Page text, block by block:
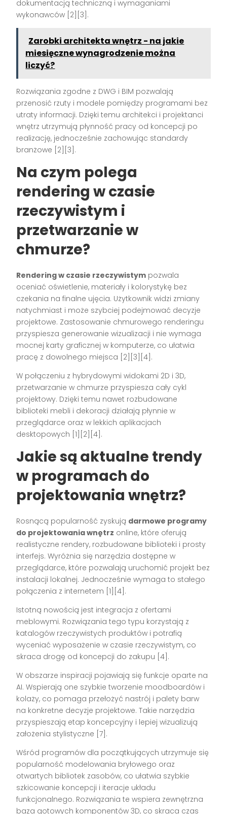
dokumentacją techniczną i wymaganiami
wykonawców [2][3].
Zarobki architekta wnętrz - na jakie
miesięczne wynagrodzenie można
liczyć?
Rozwiązania zgodne z DWG i BIM pozwalają
przenosić rzuty i modele pomiędzy programami bez
utraty informacji. Dzięki temu architekci i projektanci
wnętrz utrzymują płynność pracy od koncepcji po
realizację, jednocześnie zachowując standardy
branżowe [2][3].
Na czym polega
rendering w czasie
rzeczywistym i
przetwarzanie w
chmurze?
Rendering w czasie rzeczywistym pozwala
oceniać oświetlenie, materiały i kolorystykę bez
czekania na finalne ujęcia. Użytkownik widzi zmiany
natychmiast i może szybciej podejmować decyzje
projektowe. Zastosowanie chmurowego renderingu
przyspiesza generowanie wizualizacji i nie wymaga
mocnej karty graficznej w komputerze, co ułatwia
pracę z dowolnego miejsca [2][3][4].
W połączeniu z hybrydowymi widokami 2D i 3D,
przetwarzanie w chmurze przyspiesza cały cykl
projektowy. Dzięki temu nawet rozbudowane
biblioteki mebli i dekoracji działają płynnie w
przeglądarce oraz w lekkich aplikacjach
desktopowych [1][2][4].
Jakie są aktualne trendy
w programach do
projektowania wnętrz?
Rosnącą popularność zyskują darmowe programy
do projektowania wnętrz online, które oferują
realistyczne rendery, rozbudowane biblioteki i prosty
interfejs. Wyróżnia się narzędzia dostępne w
przeglądarce, które pozwalają uruchomić projekt bez
instalacji lokalnej. Jednocześnie wymaga to stałego
połączenia z internetem [1][4].
Istotną nowością jest integracja z ofertami
meblowymi. Rozwiązania tego typu korzystają z
katalogów rzeczywistych produktów i potrafią
wyceniać wyposażenie w czasie rzeczywistym, co
skraca drogę od koncepcji do zakupu [4].
W obszarze inspiracji pojawiają się funkcje oparte na
AI. Wspierają one szybkie tworzenie moodboardów i
kolaży, co pomaga przełożyć nastrój i palety barw
na konkretne decyzje projektowe. Takie narzędzia
przyspieszają etap koncepcyjny i lepiej wizualizują
założenia stylistyczne [7].
Wśród programów dla początkujących utrzymuje się
popularność modelowania bryłowego oraz
otwartych bibliotek zasobów, co ułatwia szybkie
szkicowanie koncepcji i iteracje układu
funkcjonalnego. Rozwiązania te wspiera zewnętrzna
baza gotowych komponentów 3D, co skraca czas